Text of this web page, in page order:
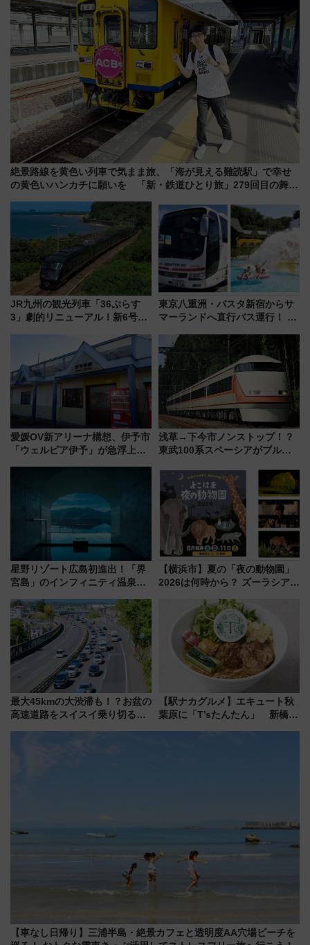
絶景路線を黄色い列車で気まま旅、「海が見える難読駅」で幸せ
の黄色いハンカチに願いを 「新・鉄道ひとり旅」279回目の舞台
JR九州の観光列車「36ぷらす
3」劇的リニューアル！新6号車
別 “プレミアムランチ”導入･ル
ートや価格など解説
東京八重洲・バスタ新宿からサ
マーランドへ直行バス運行！ お
推し活を楽しもう！（2026年
8/1～31）
愛媛OV新アリーナ構想、伊予市
「ウェルピア伊予」が急浮上！
浅草→下今市ノンストップ！？
東武100系スペーシアがブルー
ー当時の停車駅」を再現 運転
時刻や特急券の買い方を紹介
星野リゾート広島初進出！「界
宮島」のインフィニティ温泉と
宿泊料金・アクセスは？（2026
年7月23日開業）
【横浜市】夏の「夜の動物園」
2026は何時から？ ズーラシア・
見どころ、限定イベントを徹底
最大45kmの大渋滞も！？お盆の
高速道路をスイスイ乗り切る快
【駅ナカグルメ】エキュート秋
葉原に「T’sたんたん」 新橋に
【車なし日帰り】三浦半島・絶景カフェと透明度AA穴場ビーチを